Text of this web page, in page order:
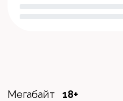
Мегабайт 18+